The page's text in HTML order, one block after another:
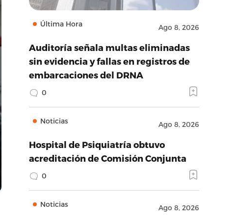
Última Hora Ago 8, 2026
Auditoría señala multas eliminadas
sin evidencia y fallas en registros de
embarcaciones del DRNA
0
Noticias Ago 8, 2026
Hospital de Psiquiatría obtuvo
acreditación de Comisión Conjunta
0
Noticias Ago 8, 2026